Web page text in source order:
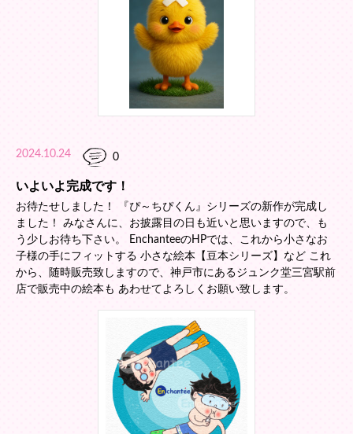
2024.10.24 0
いよいよ完成です！
お待たせしました！ 『ぴ～ちぴくん』シリーズの新作が完成し
ました！ みなさんに、お披露目の日も近いと思いますので、も
う少しお待ち下さい。 EnchanteeのHPでは、これから小さなお
子様の手にフィットする 小さな絵本【豆本シリーズ】など これ
から、随時販売致しますので、神戸市にあるジュンク堂三宮駅前
店で販売中の絵本も あわせてよろしくお願い致します。